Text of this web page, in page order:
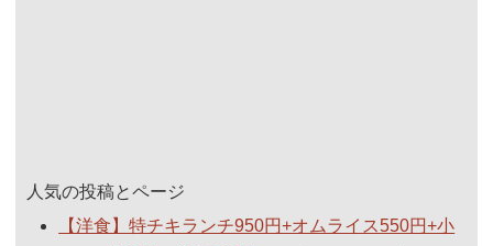
人気の投稿とページ
【洋食】特チキランチ950円+オムライス550円+小